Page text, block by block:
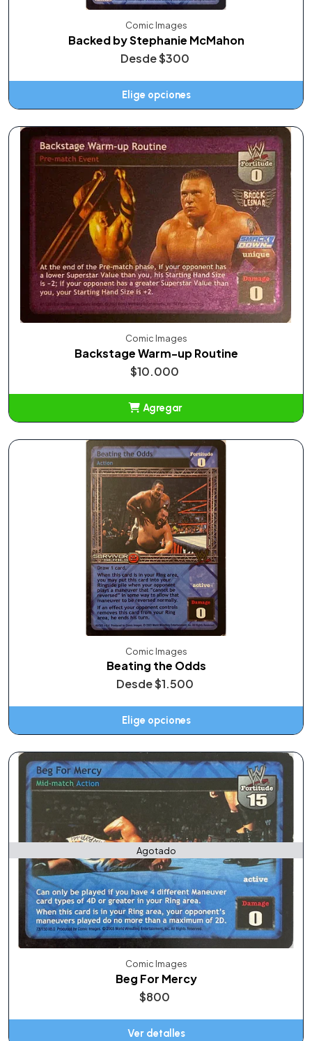
Comic Images
Backed by Stephanie McMahon
Desde$300
Elige opciones
Comic Images
Backstage Warm-up Routine
$10.000
Agregar
Comic Images
Beating the Odds
Desde$1.500
Elige opciones
Agotado
Comic Images
Beg For Mercy
$800
Ver detalles